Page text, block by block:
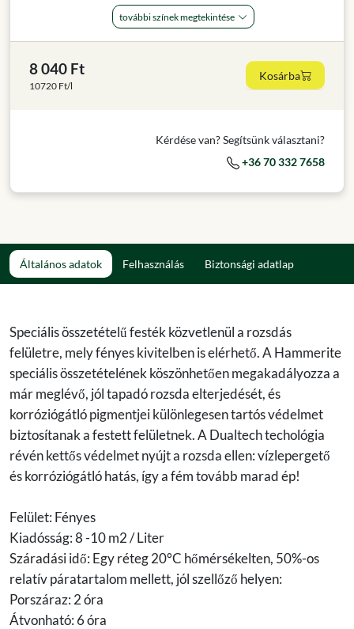
további színek megtekintése
8 040 Ft
10720 Ft/l
Kosárba
Kérdése van? Segítsünk választani?
+36 70 332 7658
Általános adatok Felhasználás Biztonsági adatlap
Speciális összetételű festék közvetlenül a rozsdás
felületre, mely fényes kivitelben is elérhető. A Hammerite
speciális összetételének köszönhetően megakadályozza a
már meglévő, jól tapadó rozsda elterjedését, és
korróziógátló pigmentjei különlegesen tartós védelmet
biztosítanak a festett felületnek. A Dualtech techológia
révén kettős védelmet nyújt a rozsda ellen: vízlepergető
és korróziógátló hatás, így a fém tovább marad ép!
Felület: Fényes
Kiadósság: 8 -10 m2 / Liter
Száradási idő: Egy réteg 20°C hőmérsékelten, 50%-os
relatív páratartalom mellett, jól szellőző helyen:
Porszáraz: 2 óra
Átvonható: 6 óra